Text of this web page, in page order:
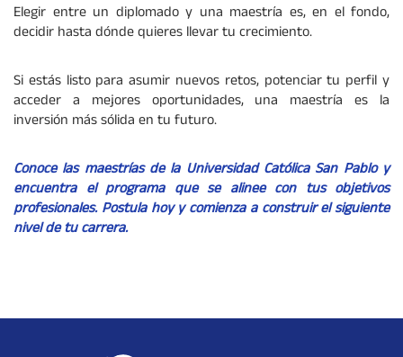
Elegir entre un diplomado y una maestría es, en el fondo,
decidir hasta dónde quieres llevar tu crecimiento.
Si estás listo para asumir nuevos retos, potenciar tu perfil y
acceder a mejores oportunidades, una maestría es la
inversión más sólida en tu futuro.
Conoce las maestrías de la Universidad Católica San Pablo y
encuentra el programa que se alinee con tus objetivos
profesionales. Postula hoy y comienza a construir el siguiente
nivel de tu carrera.